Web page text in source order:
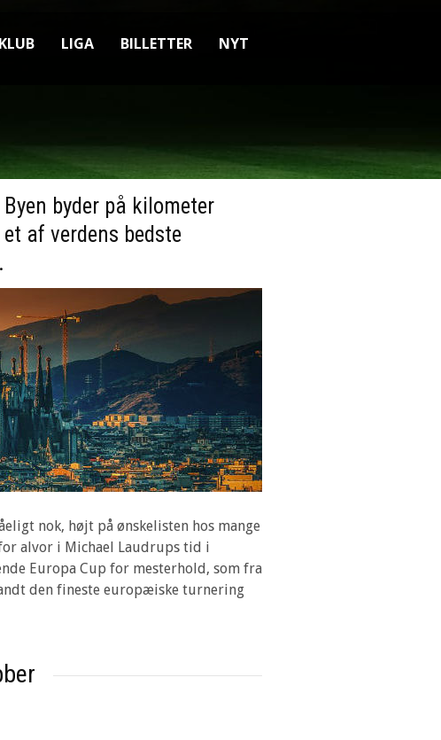
KLUB LIGA BILLETTER NYT
byder på kilometer
af verdens bedste
nok, højt på ønskelisten hos mange
alvor i Michael Laudrups tid i
Europa Cup for mesterhold, som fra
den fineste europæiske turnering